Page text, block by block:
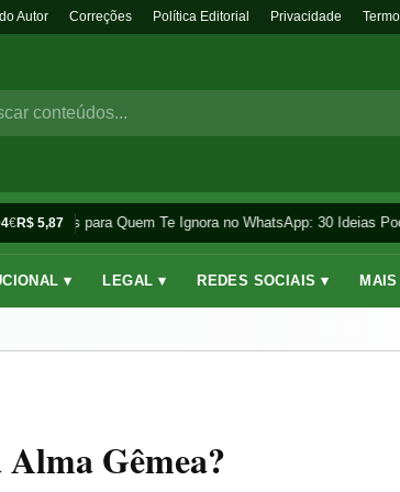
Autor Correções Política Editorial Privacidade
€R$ 5,87
Frases para Quem Te Ignora no WhatsApp: 30 Ideias
▾ LEGAL ▾ REDES SOCIAIS ▾
Gêmea?